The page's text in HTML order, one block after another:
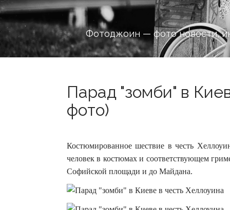
Фотоджоин — фото новости,
Парад "зомби" в
фото)
Костюмированное шествие в честь
человек в костюмах и соответствующем
Софийской площади и до Майдана.